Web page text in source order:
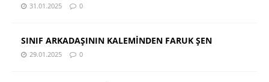
31.01.2025 0
SINIF ARKADAŞININ KALEMİNDEN FARUK ŞEN
29.01.2025 0